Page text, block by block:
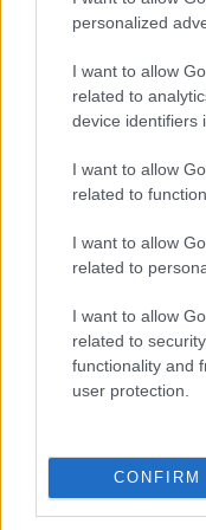
personalized
I want to allow
related to
device identifiers
I want to allow
related to
I want to allow
related to
I want to allow
related to
functionality and
user protection.
CONFIRM
Eccellenza,
lombardo
Francesca Lombardi · 9 Ago